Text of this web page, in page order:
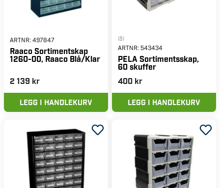
ARTNR: 497847
Raaco Sortimentskap
1260-00, Raaco Blå/Klar
2 139 kr
LEGG I HANDLEKURV
(8)
ARTNR: 543434
PELA Sortimentsskap,
60 skuffer
400 kr
LEGG I HANDLEKURV